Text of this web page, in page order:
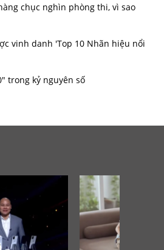
chục nghìn phòng thi, vì sao
vinh danh 'Top 10 Nhãn hiệu nổi
trong kỷ nguyên số